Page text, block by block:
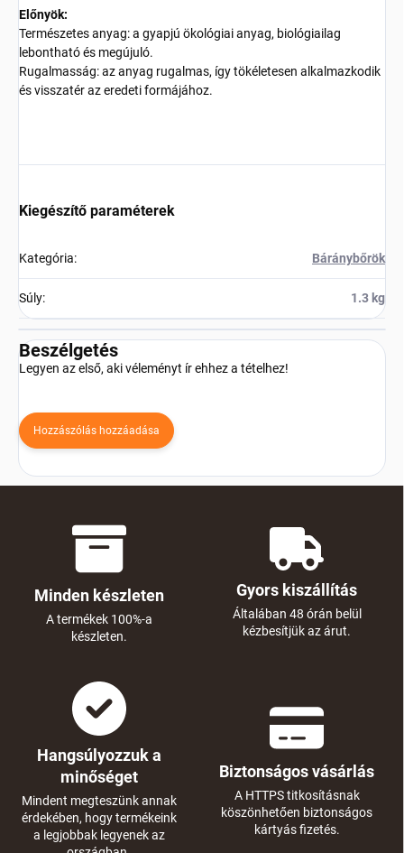
Előnyök:
Természetes anyag: a gyapjú ökológiai anyag, biológiailag
lebontható és megújuló.
Rugalmasság: az anyag rugalmas, így tökéletesen alkalmazkodik
és visszatér az eredeti formájához.
Kiegészítő paraméterek
Kategória: Báránybőrök
Súly: 1.3 kg
Beszélgetés
Legyen az első, aki véleményt ír ehhez a tételhez!
Hozzászólás hozzáadása
Minden készleten
A termékek 100%-a
készleten.
Gyors kiszállítás
Általában 48 órán belül
kézbesítjük az árut.
Hangsúlyozzuk a
minőséget
Mindent megteszünk annak
érdekében, hogy termékeink
a legjobbak legyenek az
Biztonságos vásárlás
A HTTPS titkosításnak
köszönhetően biztonságos
kártyás fizetés.